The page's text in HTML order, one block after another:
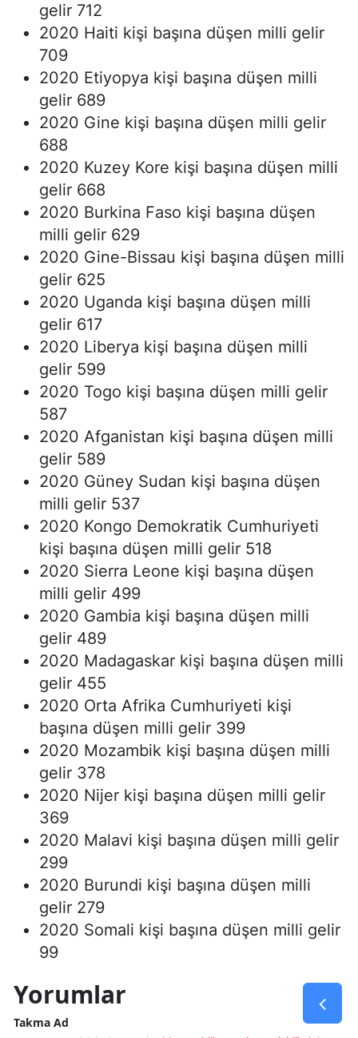
gelir 712
2020 Haiti kişi başına düşen milli gelir
709
2020 Etiyopya kişi başına düşen milli
gelir 689
2020 Gine kişi başına düşen milli gelir
688
2020 Kuzey Kore kişi başına düşen milli
gelir 668
2020 Burkina Faso kişi başına düşen
milli gelir 629
2020 Gine-Bissau kişi başına düşen milli
gelir 625
2020 Uganda kişi başına düşen milli
gelir 617
2020 Liberya kişi başına düşen milli
gelir 599
2020 Togo kişi başına düşen milli gelir
587
2020 Afganistan kişi başına düşen milli
gelir 589
2020 Güney Sudan kişi başına düşen
milli gelir 537
2020 Kongo Demokratik Cumhuriyeti
kişi başına düşen milli gelir 518
2020 Sierra Leone kişi başına düşen
milli gelir 499
2020 Gambia kişi başına düşen milli
gelir 489
2020 Madagaskar kişi başına düşen milli
gelir 455
2020 Orta Afrika Cumhuriyeti kişi
başına düşen milli gelir 399
2020 Mozambik kişi başına düşen milli
gelir 378
2020 Nijer kişi başına düşen milli gelir
369
2020 Malavi kişi başına düşen milli gelir
299
2020 Burundi kişi başına düşen milli
gelir 279
2020 Somali kişi başına düşen milli gelir
99
Yorumlar
Takma Ad